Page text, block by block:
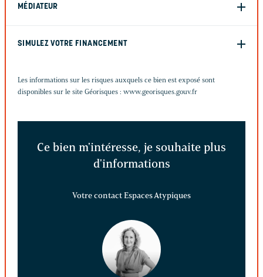
MÉDIATEUR
SIMULEZ VOTRE FINANCEMENT
Les informations sur les risques auxquels ce bien est exposé sont
disponibles sur le site Géorisques : www.georisques.gouv.fr
Ce bien m'intéresse, je souhaite plus
d'informations
Votre contact Espaces Atypiques